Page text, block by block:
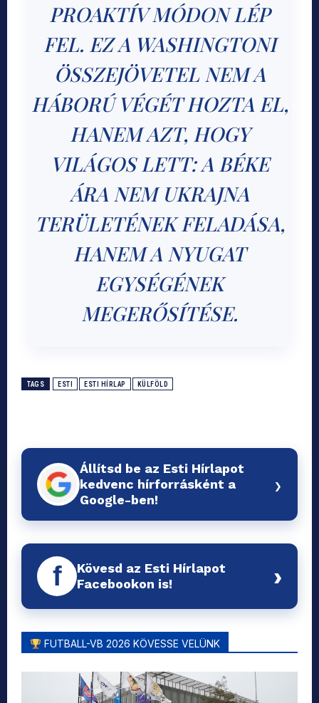
PROAKTÍV MÓDON LÉP
FEL. EZ A WASHINGTONI
ÖSSZEJÖVETEL NEM A
HÁBORÚ VÉGÉT HOZTA EL,
HANEM AZT, HOGY
VILÁGOS LETT: A BÉKE
ÁRA NEM UKRAJNA
TERÜLETÉNEK FELADÁSA,
HANEM A NYUGAT
EGYSÉGÉNEK
MEGERŐSÍTÉSE.
TAGS ESTI ESTI HÍRLAP KÜLFÖLD
Állítsd be az Esti Hírlapot
kedvenc hírforrásként a
Google-ben!
›
f
Kövesd az Esti Hírlapot
Facebookon is!
›
FUTBALL-VB 2026 KÖVESSE VELÜNK